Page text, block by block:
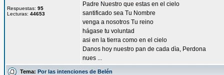
Respuestas: 95
Lecturas: 44653
Padre Nuestro que estas en el cielo
santificado sea Tu Nombre
venga a nosotros Tu reino
hágase tu voluntad
asi en la tierra como en el cielo
Danos hoy nuestro pan de cada dìa, Perdona
nues ...
Tema: Por las intenciones de Belén